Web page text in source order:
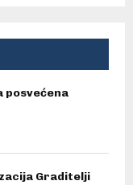
posvećena
Graditelji